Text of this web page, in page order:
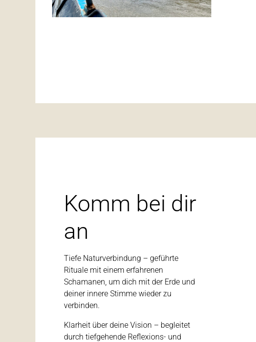
Komm bei dir
an
Tiefe Naturverbindung – geführte
Rituale mit einem erfahrenen
Schamanen, um dich mit der Erde und
deiner innere Stimme wieder zu
verbinden.
Klarheit über deine Vision – begleitet
durch tiefgehende Reflexions- und